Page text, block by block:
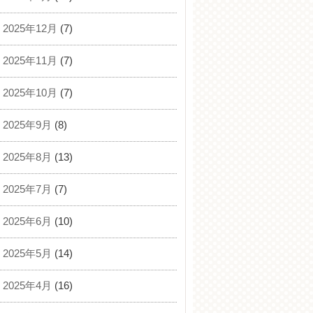
2025年12月 (7)
2025年11月 (7)
2025年10月 (7)
2025年9月 (8)
2025年8月 (13)
2025年7月 (7)
2025年6月 (10)
2025年5月 (14)
2025年4月 (16)